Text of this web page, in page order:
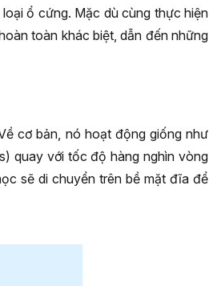
ổ cứng. Mặc dù cùng thực hiện
toàn khác biệt, dẫn đến những
cơ bản, nó hoạt động giống như
quay với tốc độ hàng nghìn vòng
sẽ di chuyển trên bề mặt đĩa để